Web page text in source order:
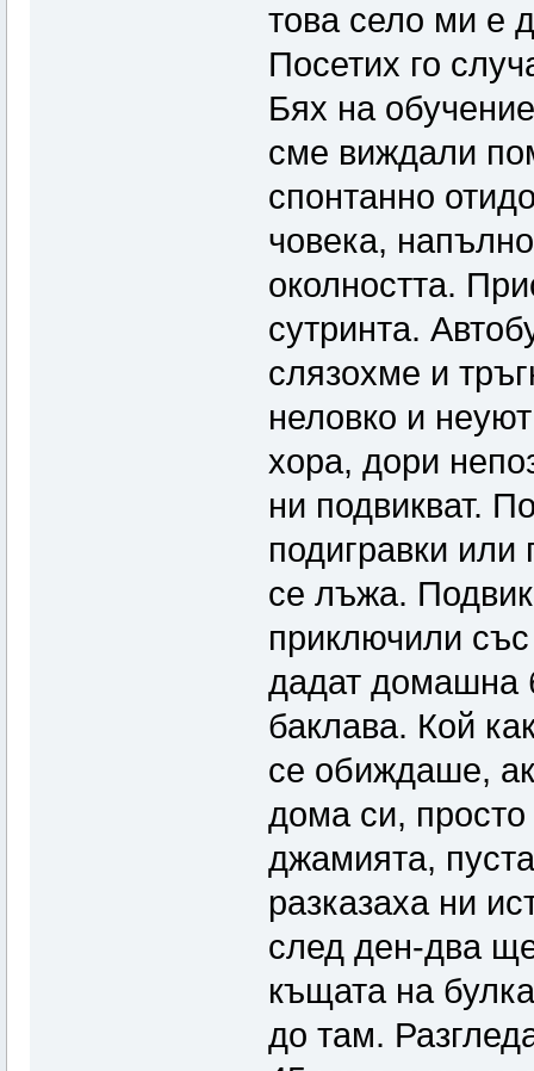
това село ми е
Посетих го
Бях на
сме виждали
спонтанно
човека,
околността.
сутринта.
слязохме и
неловко и
хора, дори
ни подвикват.
подигравки
се лъжа.
приключили
дадат домашна
баклава. Кой
се обиждаше,
дома си,
джамията,
разказаха ни
след ден-два
къщата на
до там.